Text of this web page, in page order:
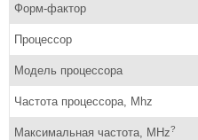
Форм-фактор
Процессор
Модель процессора
Частота процессора, Mhz
Максимальная частота, MHz?